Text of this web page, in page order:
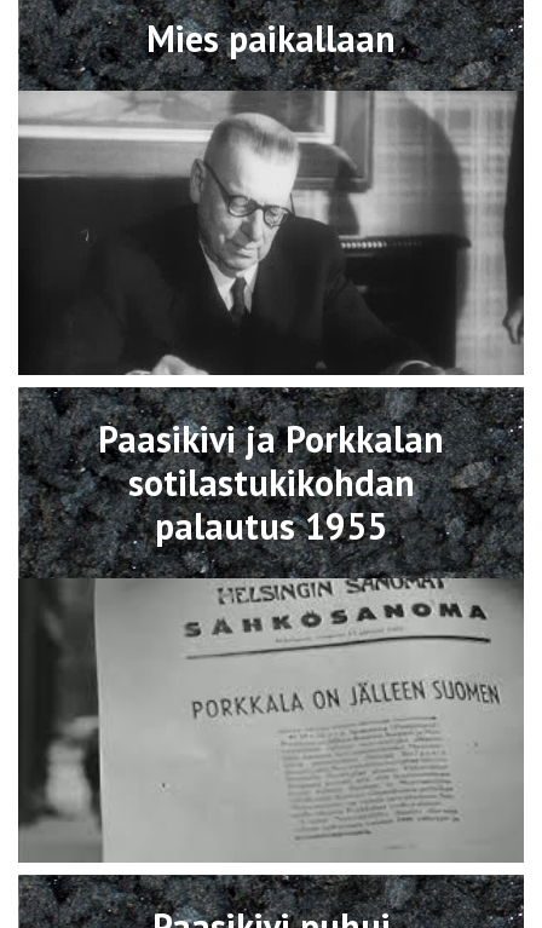
Mies paikallaan
Paasikivi ja Porkkalan
sotilastukikohdan
palautus 1955
Avaa
Avaa